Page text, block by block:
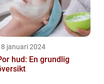
januari 2024
hud: En grundlig